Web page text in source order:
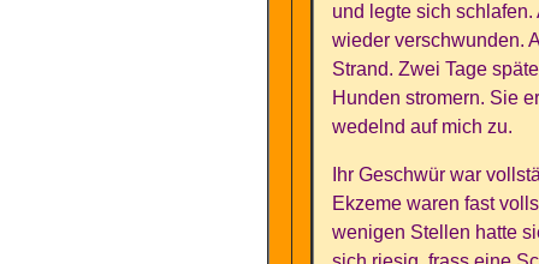
und legte sich
wieder verschwunden.
Strand. Zwei Tage
Hunden stromern. Sie
wedelnd auf mich zu.
Ihr Geschwür war
Ekzeme waren fast
wenigen Stellen hatte